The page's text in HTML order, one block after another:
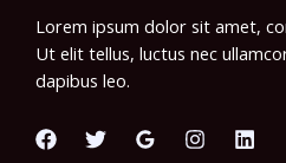
Lorem ipsum dolor sit amet,
Ut elit tellus, luctus nec
dapibus leo.